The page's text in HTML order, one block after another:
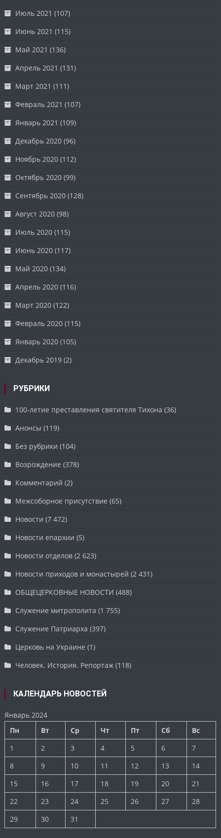
Июль 2021 (107)
Июнь 2021 (115)
Май 2021 (136)
Апрель 2021 (131)
Март 2021 (111)
Февраль 2021 (107)
Январь 2021 (109)
Декабрь 2020 (96)
Ноябрь 2020 (112)
Октябрь 2020 (99)
Сентябрь 2020 (128)
Август 2020 (98)
Июль 2020 (115)
Июнь 2020 (117)
Май 2020 (134)
Апрель 2020 (116)
Март 2020 (122)
Февраль 2020 (115)
Январь 2020 (105)
Декабрь 2019 (2)
РУБРИКИ
100-летие преставления святителя Тихона (36)
Анонсы (119)
Без рубрики (104)
Возрождение (378)
Комментарий (2)
Межсоборное присутствие (65)
Новости (7 472)
Новости епархии (5)
Новости отделов (2 623)
Новости приходов и монастырей (2 431)
ОБЩЕЦЕРКОВНЫЕ НОВОСТИ (488)
Служение митрополита (1 755)
Служение Патриарха (397)
Церковь на Украине (1)
Человек. История. Репортаж (118)
КАЛЕНДАРЬ НОВОСТЕЙ
Январь 2024
Пн
Вт Ср Чт Пт Сб
Вс
1
2 3 4 5 6
7
8
9 10 11 12 13
14
15
16 17 18 19 20
21
22
23 24 25 26 27
28
29
30 31